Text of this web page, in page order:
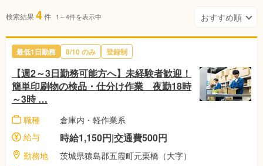
検索結果4件 1～4件を表示中
最低1日勤務 8/10 のみ 登録制
【週2～3日勤務可能方へ】未経験者歓迎！
簡単印刷物の検品・仕分け作業 夜勤18時
～3時 …
職種
倉庫内・軽作業系
給与
時給1,150円|交通費500円
勤務地
茨城県猿島郡五霞町元栗橋（大字）